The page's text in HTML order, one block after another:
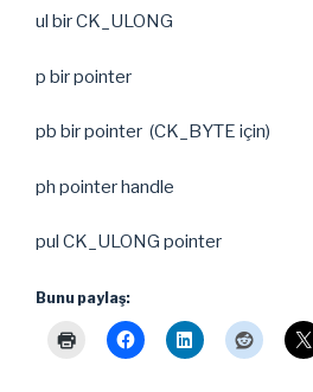
ul bir CK_ULONG
p bir pointer
pb bir pointer (CK_BYTE için)
ph pointer handle
pul CK_ULONG pointer
Bunu paylaş: